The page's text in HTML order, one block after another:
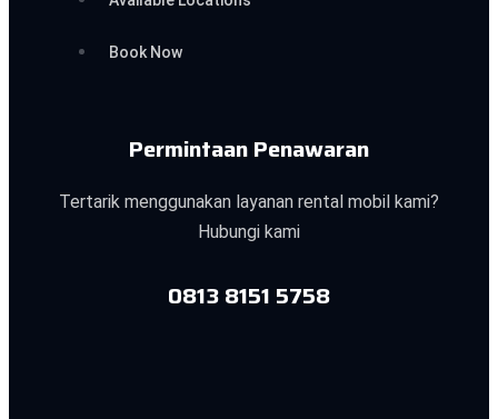
Book Now
Permintaan Penawaran
Tertarik menggunakan layanan rental mobil kami?
Hubungi kami
0813 8151 5758